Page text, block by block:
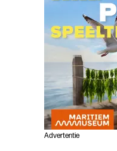
Advertentie